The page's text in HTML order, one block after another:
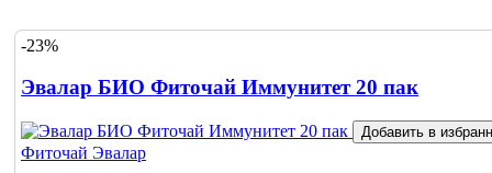
-23%
Эвалар БИО Фиточай Иммунитет 20 пак
Добавить в
Фиточай Эвалар